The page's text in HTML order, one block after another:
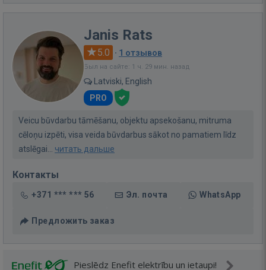
Janis Rats
5.0 · 1 отзывов
Был на сайте: 1 ч. 29 мин. назад
Latviski, English
PRO
Veicu būvdarbu tāmēšanu, objektu apsekošanu, mitruma
cēloņu izpēti, visa veida būvdarbus sākot no pamatiem līdz
atslēgai... читать дальше
Контакты
+371 *** *** 56 Эл. почта WhatsApp
Предложить заказ
Pieslēdz Enefit elektrību un ietaupi!